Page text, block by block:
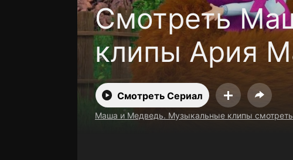
Смотреть
клипы Ария
бесплатно
Смотреть Сериал
Маша и Медведь. Музыкальные клипы